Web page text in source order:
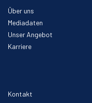
Über uns
Mediadaten
Unser Angebot
Karriere
Kontakt